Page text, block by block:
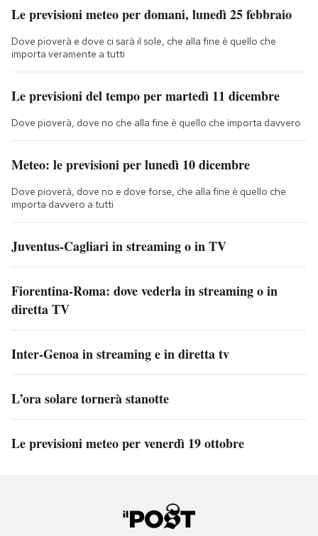
Le previsioni meteo per domani, lunedì 25 febbraio
Dove pioverà e dove ci sarà il sole, che alla fine è quello che
importa veramente a tutti
Le previsioni del tempo per martedì 11 dicembre
Dove pioverà, dove no che alla fine è quello che importa davvero
Meteo: le previsioni per lunedì 10 dicembre
Dove pioverà, dove no e dove forse, che alla fine è quello che
importa davvero a tutti
Juventus-Cagliari in streaming o in TV
Fiorentina-Roma: dove vederla in streaming o in
diretta TV
Inter-Genoa in streaming e in diretta tv
L’ora solare tornerà stanotte
Le previsioni meteo per venerdì 19 ottobre